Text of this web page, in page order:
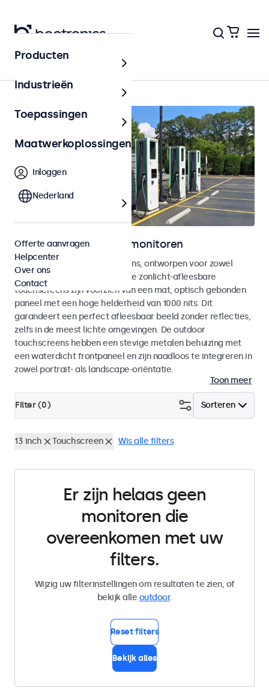
Outdoor
Outdoor touchscreen monitoren
Weersbestendige touchscreens, ontworpen voor zowel
binnen- als buitengebruik. Deze zonlicht-afleesbare
touchscreens zijn voorzien van een mat, optisch gebonden
paneel met een hoge helderheid van 1000 nits. Dit
garandeert een perfect afleesbaar beeld zonder reflecties,
zelfs in de meest lichte omgevingen. De outdoor
touchscreens hebben een stevige metalen behuizing met
een waterdicht frontpaneel en zijn naadloos te integreren in
zowel portrait- als landscape-oriëntatie.
Toon meer
Sorteren
Filter (0)
13 inch Touchscreen Wis alle filters
Er zijn helaas geen
monitoren die
overeenkomen met uw
filters.
Wijzig uw filterinstellingen om resultaten te zien, of
bekijk alle outdoor.
Reset filters
Bekijk alles
Producten
Industrieën
Toepassingen
Maatwerkoplossingen
Inloggen
Nederland
Offerte aanvragen
Helpcenter
Over ons
Contact